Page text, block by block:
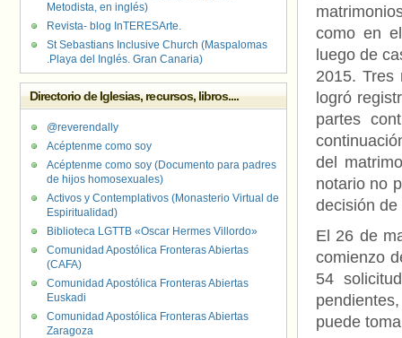
como en
luego de
2015. Tres
logró
partes
del
notario no
decisión
El 26 de
comienzo
54
puede
Metodista, en inglés)
Revista- blog InTERESArte.
St Sebastians Inclusive Church (Maspalomas
.Playa del Inglés. Gran Canaria)
Directorio de Iglesias, recursos, libros....
@reverendally
Acéptenme como soy
Acéptenme como soy (Documento para padres
de hijos homosexuales)
Activos y Contemplativos (Monasterio Virtual de
Espiritualidad)
Biblioteca LGTTB «Oscar Hermes Villordo»
Comunidad Apostólica Fronteras Abiertas
(CAFA)
Comunidad Apostólica Fronteras Abiertas
Euskadi
Comunidad Apostólica Fronteras Abiertas
Zaragoza